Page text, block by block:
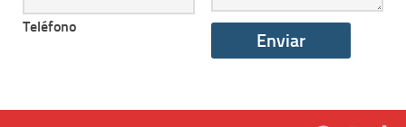
Teléfono